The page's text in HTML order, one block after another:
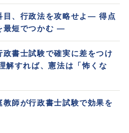
目、行政法を攻略せよ― 得点
最短でつかむ ―
書士試験で確実に差をつけ
解すれば、憲法は「怖くな
師が行政書士試験で効果を